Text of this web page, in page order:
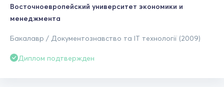
Восточноевропейский университет экономики и
менеджмента
Бакалавр / Документознавство та ІТ технології (2009)
Диплом подтвержден